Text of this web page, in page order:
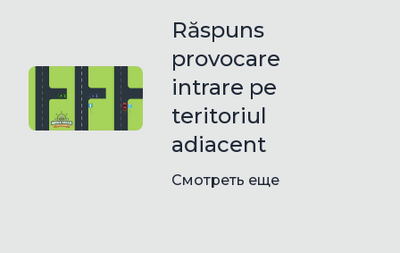
Răspuns
provocare
intrare pe
teritoriul
adiacent
Смотреть еще